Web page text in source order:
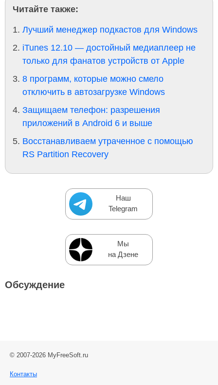
Читайте также:
Лучший менеджер подкастов для Windows
iTunes 12.10 — достойный медиаплеер не
только для фанатов устройств от Apple
8 программ, которые можно смело
отключить в автозагрузке Windows
Защищаем телефон: разрешения
приложений в Android 6 и выше
Восстанавливаем утраченное с помощью
RS Partition Recovery
Наш
Telegram
Мы
на Дзене
Обсуждение
© 2007-2026 MyFreeSoft.ru
Контакты